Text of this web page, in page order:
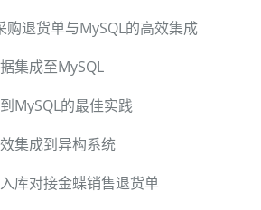
购退货单与MySQL的高效集成
集成至MySQL
MySQL的最佳实践
集成到异构系统
库对接金蝶销售退货单